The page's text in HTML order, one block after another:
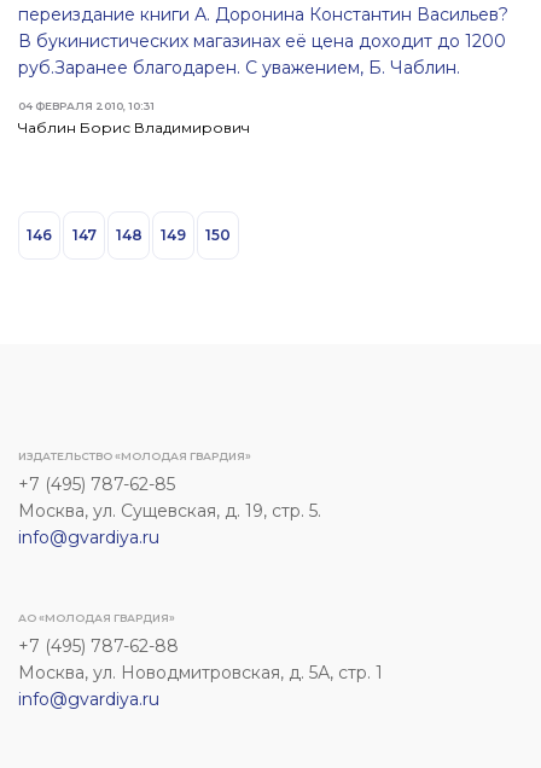
переиздание книги А. Доронина Константин Васильев?
В букинистических магазинах её цена доходит до 1200
руб.Заранее благодарен. С уважением, Б. Чаблин.
04 ФЕВРАЛЯ 2010, 10:31
Чаблин Борис Владимирович
146 147 148 149 150
ИЗДАТЕЛЬСТВО «МОЛОДАЯ ГВАРДИЯ»
+7 (495) 787-62-85
Москва, ул. Сущевская, д. 19, стр. 5.
info@gvardiya.ru
АО «МОЛОДАЯ ГВАРДИЯ»
+7 (495) 787-62-88
Москва, ул. Новодмитровская, д. 5А, стр. 1
info@gvardiya.ru